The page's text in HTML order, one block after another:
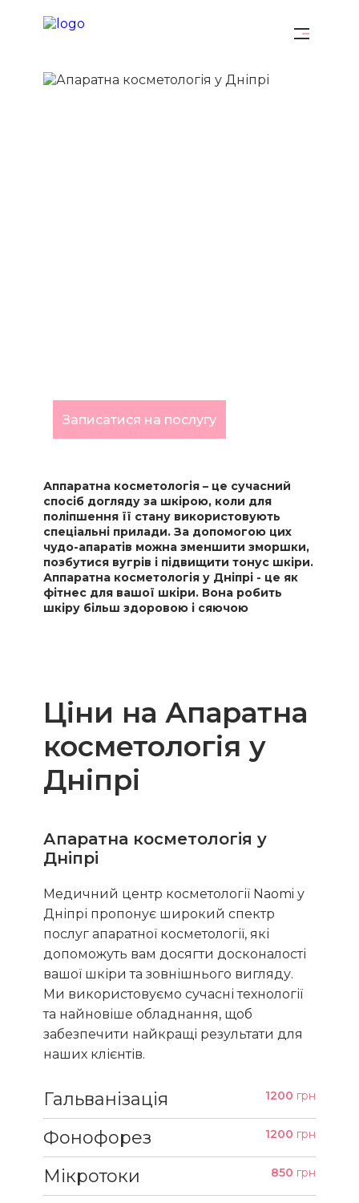
Записатися на послугу
Аппаратна косметологія – це сучасний
спосіб догляду за шкірою, коли для
поліпшення її стану використовують
спеціальні прилади. За допомогою цих
чудо-апаратів можна зменшити зморшки,
позбутися вугрів і підвищити тонус шкіри.
Аппаратна косметологія у Дніпрі - це як
фітнес для вашої шкіри. Вона робить
шкіру більш здоровою і сяючою
Цiни на Апаратна
косметологія у
Дніпрі
Апаратна косметологія у
Дніпрі
Медичний центр косметології Naomi у
Дніпрі пропонує широкий спектр
послуг апаратної косметології, які
допоможуть вам досягти досконалості
вашої шкіри та зовнішнього вигляду.
Ми використовуємо сучасні технології
та найновіше обладнання, щоб
забезпечити найкращі результати для
наших клієнтів.
Гальванізація 1200 грн
Фонофорез 1200 грн
Мікротоки 850 грн